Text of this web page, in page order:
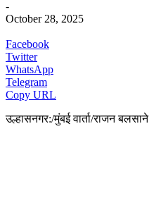
-
October 28, 2025
Facebook
Twitter
WhatsApp
Telegram
Copy URL
उल्हासनगर:/मुंबई वार्ता/राजन बलसाने